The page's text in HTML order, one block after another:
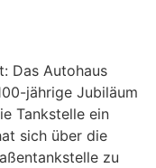
Das Autohaus
jährige Jubiläum
Tankstelle ein
sich über die
zu